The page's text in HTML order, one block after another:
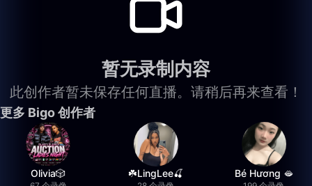
暂无录制内容
此创作者暂未保存任何直播。请稍后再来查看！
更多 Bigo 创作者
Olivia🎲 ☘️LingLee🍒 Bé Hương 🫦